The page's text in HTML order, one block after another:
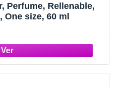
Perfume, Rellenable,
One size, 60 ml